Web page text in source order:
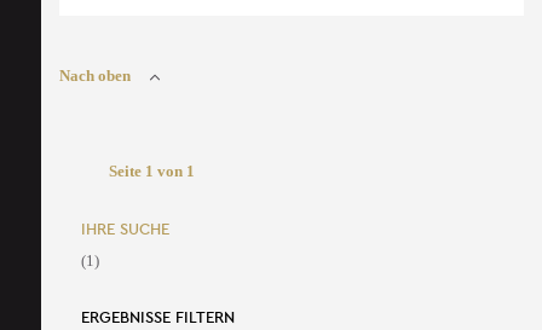
Nach oben
Seite 1 von 1
IHRE SUCHE
(1)
ERGEBNISSE FILTERN